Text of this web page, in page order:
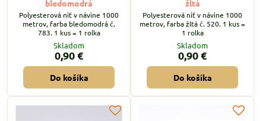
bledomodrá
Polyesterová niť v návine 1000
metrov, farba bledomodrá č.
783. 1 kus = 1 rolka
Skladom
0,90 €
Do košíka
žltá
Polyesterová niť v návine 1000
metrov, farba žltá č. 520. 1 kus =
1 rolka
Skladom
0,90 €
Do košíka